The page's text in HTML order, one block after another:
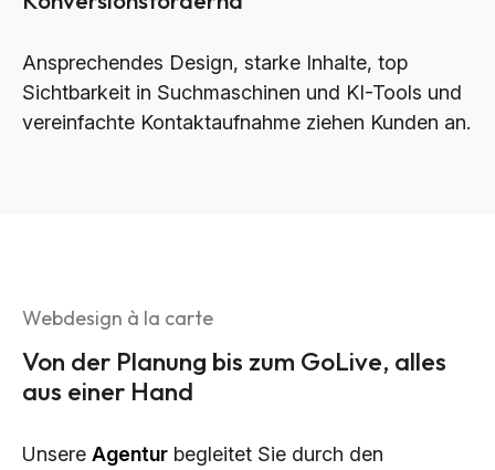
Ansprechendes Design, starke Inhalte, top
Sichtbarkeit in Suchmaschinen und KI-Tools und
vereinfachte Kontaktaufnahme ziehen Kunden an.
Webdesign à la carte
Von der Planung bis zum GoLive, alles
aus einer Hand
Unsere Agentur begleitet Sie durch den